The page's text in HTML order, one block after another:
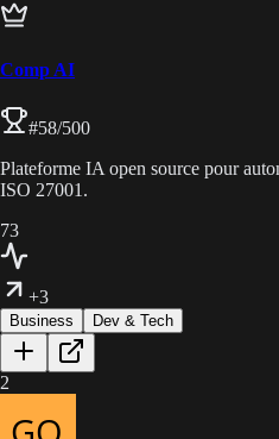
Comp AI
#58/500
Plateforme IA open source pour
ISO 27001.
73
+3
Business Dev & Tech
2